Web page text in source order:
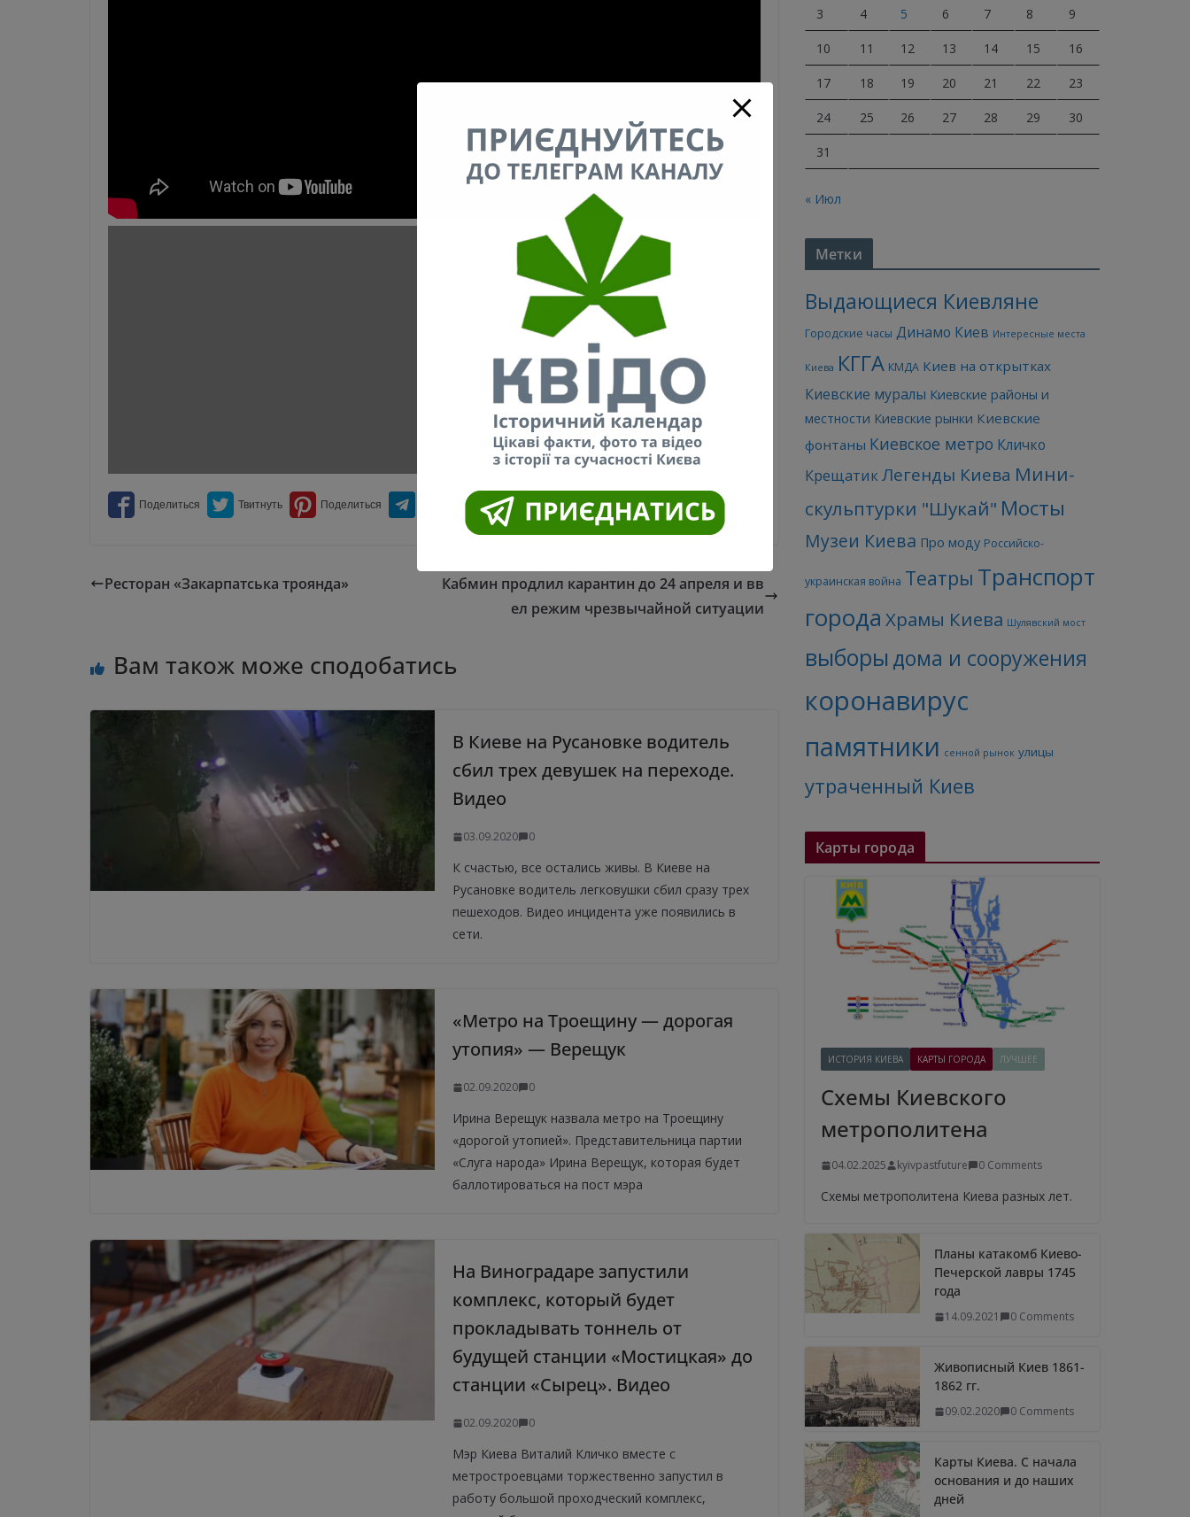
Ресторан «Закарпатська троянда»
Кабмин продлил карантин до 24 апреля и вв
ел режим чрезвычайной ситуации
Вам також може сподобатись
В Киеве на Русановке водитель
сбил трех девушек на переходе.
Видео
03.09.2020 0
К счастью, все остались живы. В Киеве на
Русановке водитель легковушки сбил сразу трех
пешеходов. Видео инцидента уже появились в
сети.
«Метро на Троещину — дорогая
утопия» — Верещук
02.09.2020 0
Ирина Верещук назвала метро на Троещину
«дорогой утопией». Представительница партии
«Слуга народа» Ирина Верещук, которая будет
баллотироваться на пост мэра
На Виноградаре запустили
комплекс, который будет
прокладывать тоннель от
будущей станции «Мостицкая» до
станции «Сырец». Видео
02.09.2020 0
Мэр Киева Виталий Кличко вместе с
метростроевцами торжественно запустил в
работу большой проходческий комплекс,
3 4 5 6 7 8 9
10 11 12 13 14 15 16
17 18 19 20 21 22 23
24 25 26 27 28 29 30
31
« Июл
Метки
Выдающиеся Киевляне
Городские часы Динамо Киев Интересные места
Киева КГГА КМДА Киев на открытках
Киевские муралы Киевские районы и
местности Киевские рынки Киевские
фонтаны Киевское метро Кличко
КрещатикЛегенды Киева Мини-
скульптурки "Шукай" Мосты
Музеи Киева Про моду Российско-
украинская война Театры Транспорт
города Храмы Киева Шулявский мост
выборы дома и сооружения
коронавирус
памятники сенной рынок улицы
утраченный Киев
Карты города
ИСТОРИЯ КИЕВА КАРТЫ ГОРОДА ЛУЧШЕЕ
Схемы Киевского
метрополитена
04.02.2025 kyivpastfuture 0 Comments
Схемы метрополитена Киева разных лет.
Планы катакомб Киево-
Печерской лавры 1745
года
14.09.2021 0 Comments
Живописный Киев 1861-
1862 гг.
09.02.2020 0 Comments
Карты Киева. С начала
основания и до наших
дней